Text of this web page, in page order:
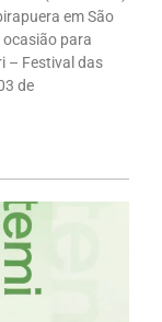
em São
para
– Festival das
de